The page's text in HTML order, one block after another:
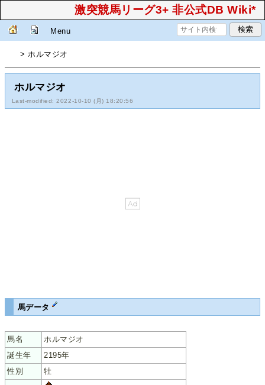
激突競馬リーグ3+ 非公式DB Wiki*
Menu
> ホルマジオ
ホルマジオ
Last-modified: 2022-10-10 (月) 18:20:56
馬データ
馬名
ホルマジオ
誕生年
2195年
性別
牡